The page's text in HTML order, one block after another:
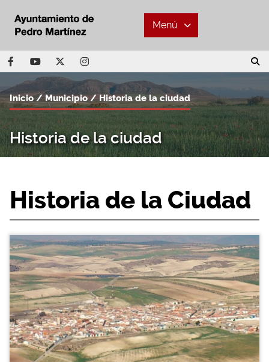
Menú
Historia de la ciudad
Inicio Municipio Historia de la ciudad
Historia de la Ciudad